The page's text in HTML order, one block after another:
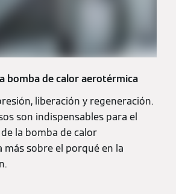
bomba de calor aerotérmica
liberación y regeneración.
son indispensables para el
la bomba de calor
más sobre el porqué en la